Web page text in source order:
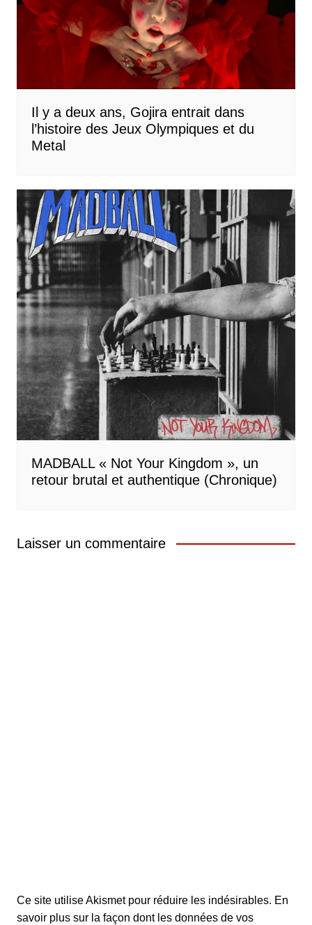
Il y a deux ans, Gojira entrait dans
l’histoire des Jeux Olympiques et du
Metal
MADBALL « Not Your Kingdom », un
retour brutal et authentique (Chronique)
Laisser un commentaire
Ce site utilise Akismet pour réduire les indésirables. En
savoir plus sur la façon dont les données de vos